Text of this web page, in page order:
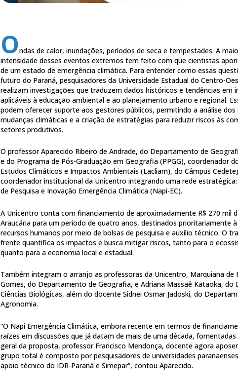
Ondas de calor, inundações, períodos de seca e tempestades. A
intensidade desses eventos extremos tem feito com que cientistas
de um estado de emergência climática. Para entender como essas
futuro do Paraná, pesquisadores da Universidade Estadual do Centro-
realizam investigações que traduzem dados históricos e tendências em
aplicáveis à educação ambiental e ao planejamento urbano e regional.
podem oferecer suporte aos gestores públicos, permitindo a análise dos
mudanças climáticas e a criação de estratégias para reduzir riscos às
setores produtivos.
O professor Aparecido Ribeiro de Andrade, do Departamento de
e do Programa de Pós-Graduação em Geografia (PPGG), coordenador
Estudos Climáticos e Impactos Ambientais (Lacliam), do Câmpus
coordenador institucional da Unicentro integrando uma rede
de Pesquisa e Inovação Emergência Climática (Napi-EC).
A Unicentro conta com financiamento de aproximadamente R$ 270 mil
Araucária para um período de quatro anos, destinados prioritariamente
recursos humanos por meio de bolsas de pesquisa e auxílio técnico. O
frente quantifica os impactos e busca mitigar riscos, tanto para o
quanto para a economia local e estadual.
Também integram o arranjo as professoras da Unicentro, Marquiana de
Gomes, do Departamento de Geografia, e Adriana Massaê Kataoka, do
Ciências Biológicas, além do docente Sidnei Osmar Jadoski, do
Agronomia.
“O Napi Emergência Climática, embora recente em termos de
raízes em discussões que já datam de mais de uma década,
geral da proposta, professor Francisco Mendonça, docente agora
grupo total é composto por pesquisadores de universidades
apoio técnico do IDR-Paraná e Simepar”, contou Aparecido.